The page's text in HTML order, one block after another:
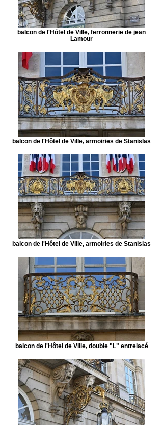
balcon de l'Hôtel de Ville, ferronnerie de jean
Lamour
balcon de l'Hôtel de Ville, armoiries de Stanislas
balcon de l'Hôtel de Ville, armoiries de Stanislas
balcon de l'Hôtel de Ville, double "L" entrelacé